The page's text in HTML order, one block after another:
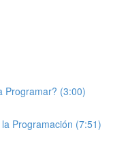
Programar? (3:00)
Programación (7:51)